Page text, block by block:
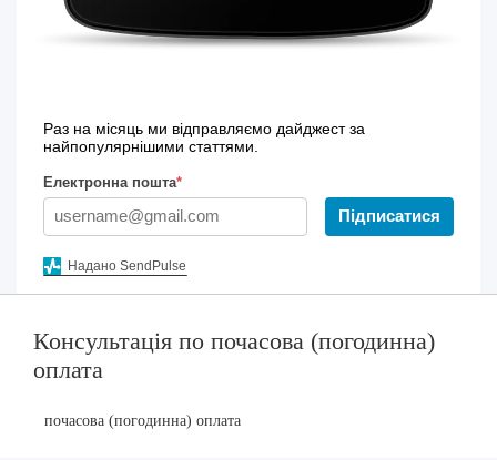
Раз на місяць ми відправляємо дайджест за
найпопулярнішими статтями.
Електронна пошта*
Підписатися
Надано SendPulse
Консультація по почасова (погодинна)
оплата
почасова (погодинна) оплата